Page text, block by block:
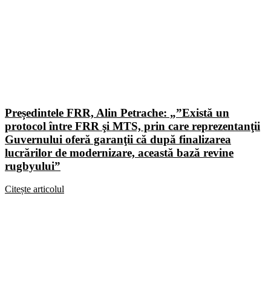
Președintele FRR, Alin Petrache: „”Există un
protocol între FRR şi MTS, prin care reprezentanţii
Guvernului oferă garanţii că după finalizarea
lucrărilor de modernizare, această bază revine
rugbyului”
Citește articolul